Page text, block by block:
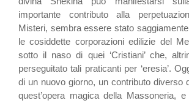
importante contributo alla
Misteri, sembra essere stato saggiamente
le cosiddette corporazioni edilizie del
sotto il naso di quei ‘Cristiani’ che,
perseguitato tali praticanti per ‘eresia’.
di un nuovo giorno, un contributo diverso
quest’opera magica della Massoneria,